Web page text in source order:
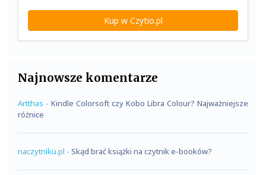
Kup w Czytio.pl
Najnowsze komentarze
Artthas - Kindle Colorsoft czy Kobo Libra Colour? Najważniejsze
różnice
naczytniku.pl - Skąd brać książki na czytnik e-booków?